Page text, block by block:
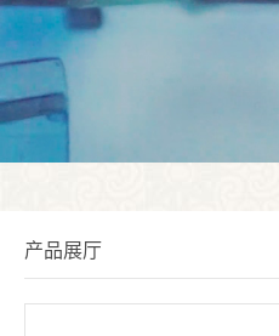
产品展厅